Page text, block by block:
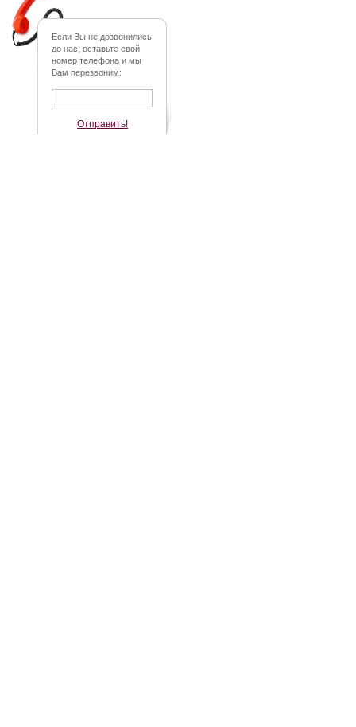
Если Вы не дозвонились
до нас, оставьте свой
номер телефона и мы
Вам перезвоним:
Отправить!